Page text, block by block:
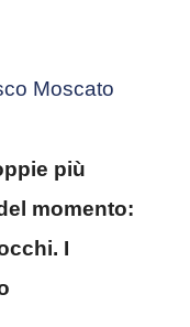
Moscato
più
momento:
I